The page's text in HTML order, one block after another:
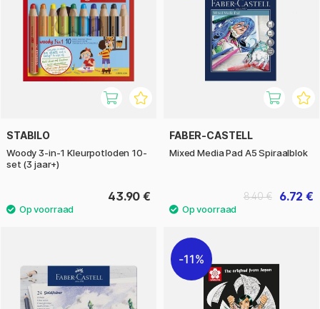
STABILO
Woody 3-in-1 Kleurpotloden 10-
set (3 jaar+)
43.90 €
FABER-CASTELL
Mixed Media Pad A5 Spiraalblok
6.72 €
8.40 €
11%